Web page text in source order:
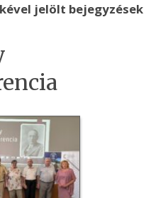
jelölt bejegyzések